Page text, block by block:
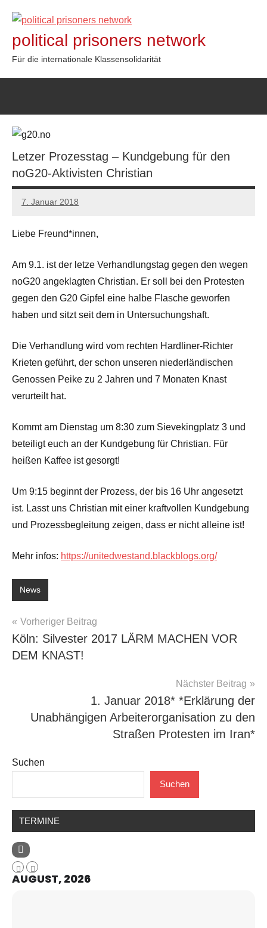
Inhalt
springen
political prisoners network
Für die internationale Klassensolidarität
Letzer Prozesstag – Kundgebung für den
noG20-Aktivisten Christian
7. Januar 2018
admin
Liebe Freund*innen,
Am 9.1. ist der letze Verhandlungstag gegen den wegen
noG20 angeklagten Christian. Er soll bei den Protesten
gegen den G20 Gipfel eine halbe Flasche geworfen
haben und sitzt seit dem in Untersuchungshaft.
Die Verhandlung wird vom rechten Hardliner-Richter
Krieten geführt, der schon unseren niederländischen
Genossen Peike zu 2 Jahren und 7 Monaten Knast
verurteilt hat.
Kommt am Dienstag um 8:30 zum Sievekingplatz 3 und
beteiligt euch an der Kundgebung für Christian. Für
heißen Kaffee ist gesorgt!
Um 9:15 beginnt der Prozess, der bis 16 Uhr angesetzt
ist. Lasst uns Christian mit einer kraftvollen Kundgebung
und Prozessbegleitung zeigen, dass er nicht alleine ist!
Mehr infos: https://unitedwestand.blackblogs.org/
News
Beitragsnavigation
Vorheriger Beitrag
Köln: Silvester 2017 LÄRM MACHEN VOR
DEM KNAST!
Nächster Beitrag
1. Januar 2018* *Erklärung der
Unabhängigen Arbeiterorganisation zu den
Straßen Protesten im Iran*
Suchen
Suchen
TERMINE
AUGUST, 2026